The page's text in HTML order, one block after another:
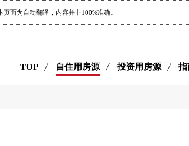
页面为自动翻译，内容并非100%准确。
TOP 自住用房源 投资用房源 指